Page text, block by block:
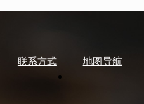
联系方式 地图导航